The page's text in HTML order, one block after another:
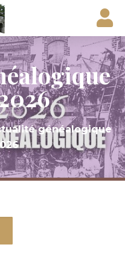
généalogique